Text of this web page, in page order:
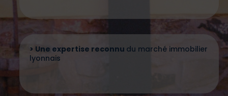
> Une expertise reconnu du marché immobilier
lyonnais